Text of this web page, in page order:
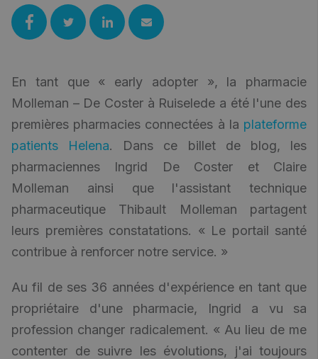
En tant que « early adopter », la pharmacie
Molleman – De Coster à Ruiselede a été l'une des
premières pharmacies connectées à la plateforme
patients Helena. Dans ce billet de blog, les
pharmaciennes Ingrid De Coster et Claire
Molleman ainsi que l'assistant technique
pharmaceutique Thibault Molleman partagent
leurs premières constatations. « Le portail santé
contribue à renforcer notre service. »
Au fil de ses 36 années d'expérience en tant que
propriétaire d'une pharmacie, Ingrid a vu sa
profession changer radicalement. « Au lieu de me
contenter de suivre les évolutions, j'ai toujours